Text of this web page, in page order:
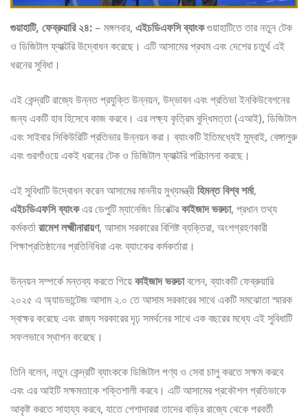
গুয়াহাটি, ফেব্রুয়ারি ২৪: – মঙ্গলবার, এইচডিএফসি ব্যাংকগুয়াহাটিতে তার নতুন টেক
ও ডিজিটাল ফ্যাক্টরি উদ্বোধন করেছে। এটি আসামের প্রথম এবং দেশের চতুর্থ এই
ধরনের সুবিধা।
এই কেন্দ্রটি রাজ্যে উন্নত প্রযুক্তি উন্নয়ন, উদ্ভাবন এবং প্রতিভা ইনকিউবেশনের
জন্য একটি হাব হিসেবে কাজ করবে। এর লক্ষ্য কৃত্রিম বুদ্ধিমত্তা (এআই), ডিজিটাল
এবং সাইবার সিকিউরিটি প্রতিভার উন্নয়ন করা। ব্যাংকটি ইতিমধ্যেই মুম্বাই, বেঙ্গালুরু
এবং গুরগাঁওয়ে একই ধরনের টেক ও ডিজিটাল ফ্যাক্টরি পরিচালনা করছে।
এই সুবিধাটি উদ্বোধন করেন আসামের মাননীয় মুখ্যমন্ত্রীহিমন্ত বিশ্ব শর্মা,
এইচডিএফসি ব্যাংকএর ডেপুটি ম্যানেজিং ডিরেক্টরকাইজাদ ভরুচা, প্রধান তথ্য
কর্মকর্তারামেশ লক্ষ্মীনারায়ণ, আসাম সরকারের বিশিষ্ট ব্যক্তিরা, অংশগ্রহণকারী
শিক্ষাপ্রতিষ্ঠানের প্রতিনিধিরা এবং ব্যাংকের কর্মকর্তারা।
উন্নয়ন সম্পর্কে মন্তব্য করতে গিয়েকাইজাদ ভরুচাবলেন, ব্যাংকটি ফেব্রুয়ারি
২০২৫ এ অ্যাডভান্টেজ আসাম ২.০ তে আসাম সরকারের সাথে একটি সমঝোতা স্মারক
স্বাক্ষর করেছে এবং রাজ্য সরকারের দৃঢ় সমর্থনের সাথে এক বছরের মধ্যে এই সুবিধাটি
সফলভাবে স্থাপন করেছে।
তিনি বলেন, নতুন কেন্দ্রটি ব্যাংককে ডিজিটাল পণ্য ও সেবা চালু করতে সক্ষম করবে
এবং এর আইটি সক্ষমতাকে শক্তিশালী করবে। এটি আসামের প্রকৌশল প্রতিভাকে
আকৃষ্ট করতে সাহায্য করবে, যাতে পেশাদাররা তাদের বাড়ির রাজ্যে থেকে পরবর্তী